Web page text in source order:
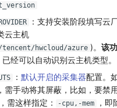
：支持安装阶段填写云
云主机
hwcloud/azure )。 该
已经可以自动识别云主机类型。
： 默认开启的采集器配置。
需手动将其屏蔽，比如，要禁
需这样指定： -cpu,-mem
，